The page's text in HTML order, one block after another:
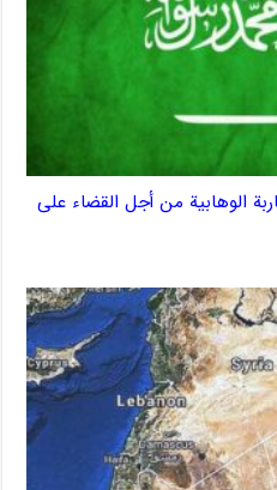
الوهابية من أجل القضاء على